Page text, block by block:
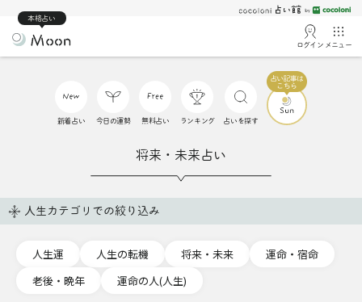
本格占い
ログイン メニュー
新着占い 今日の運勢 無料占い ランキング 占いを探す
将来・未来占い
人生カテゴリでの絞り込み
人生運 人生の転機 将来・未来
運命・宿命
老後・晩年
運命の人(人生)